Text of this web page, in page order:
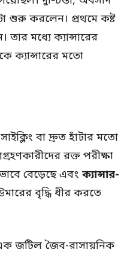
শুরু করলেন। প্রথমে কষ্ট
মধ্যে ক্যান্সারের
ক্যান্সারের মতো
বা দ্রুত হাঁটার মতো
রক্ত পরীক্ষা
বেড়েছে এবং ক্যান্সার-
বৃদ্ধি ধীর করতে
জটিল জৈব-রাসায়নিক